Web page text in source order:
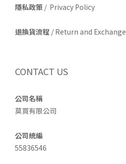
隱私政策 / Privacy Policy
退換貨流程 / Return and Exchange
CONTACT US
公司名稱
莫買有限公司
公司統編
55836546